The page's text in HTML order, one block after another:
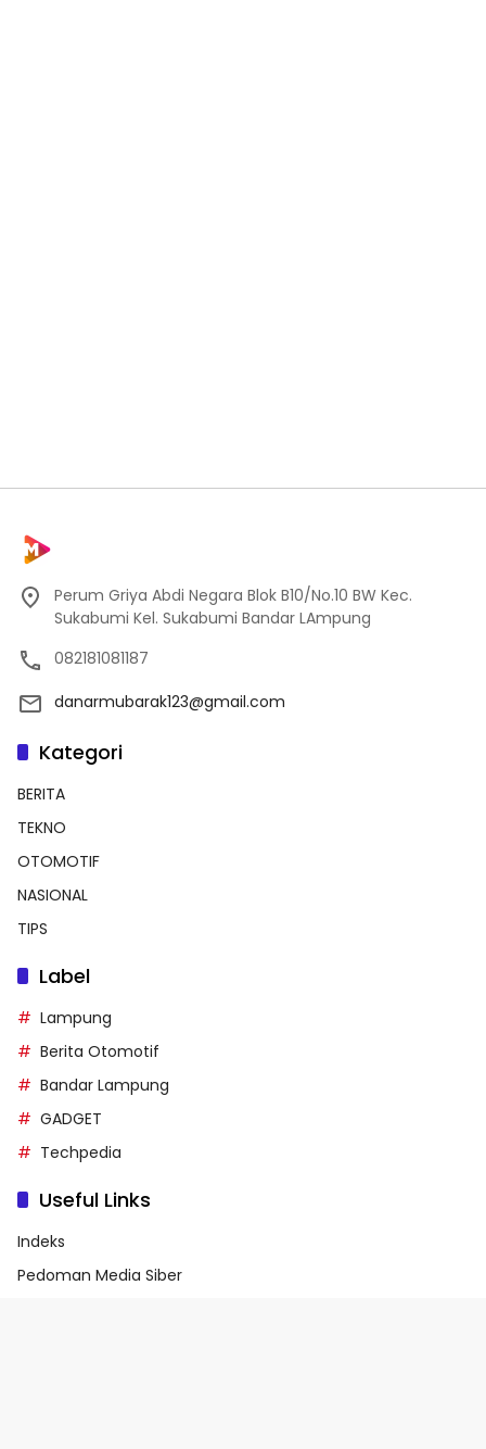
Perum Griya Abdi Negara Blok B10/No.10 BW Kec.
Sukabumi Kel. Sukabumi Bandar LAmpung
082181081187
danarmubarak123@gmail.com
Kategori
BERITA
TEKNO
OTOMOTIF
NASIONAL
TIPS
Label
Lampung
Berita Otomotif
Bandar Lampung
GADGET
Techpedia
Useful Links
Indeks
Pedoman Media Siber